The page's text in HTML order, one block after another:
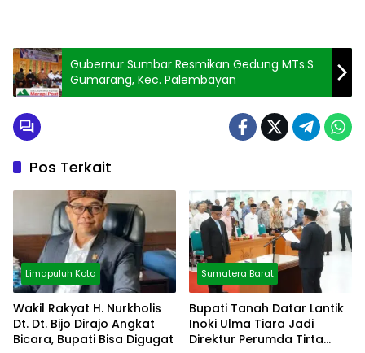
Gubernur Sumbar Resmikan Gedung MTs.S
Gumarang, Kec. Palembayan
Pos Terkait
Limapuluh Kota
Wakil Rakyat H. Nurkholis
Dt. Dt. Bijo Dirajo Angkat
Bicara, Bupati Bisa Digugat
Sumatera Barat
Bupati Tanah Datar Lantik
Inoki Ulma Tiara Jadi
Direktur Perumda Tirta